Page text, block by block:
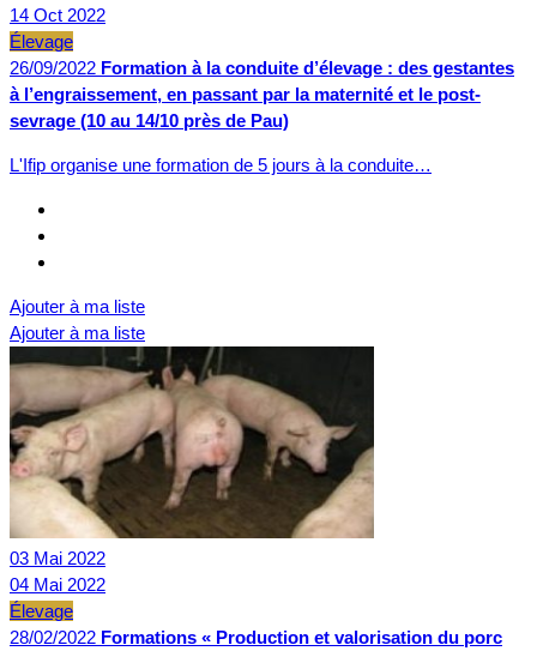
14 Oct 2022
Élevage
26/09/2022 Formation à la conduite d’élevage : des gestantes
à l’engraissement, en passant par la maternité et le post-
sevrage (10 au 14/10 près de Pau)
L'Ifip organise une formation de 5 jours à la conduite…
Ajouter à ma liste
Ajouter à ma liste
03 Mai 2022
04 Mai 2022
Élevage
28/02/2022 Formations « Production et valorisation du porc